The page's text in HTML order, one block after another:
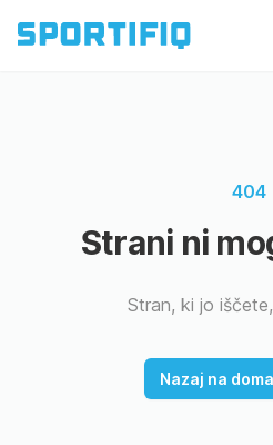
404
Strani ni
Stran, ki jo
Nazaj na